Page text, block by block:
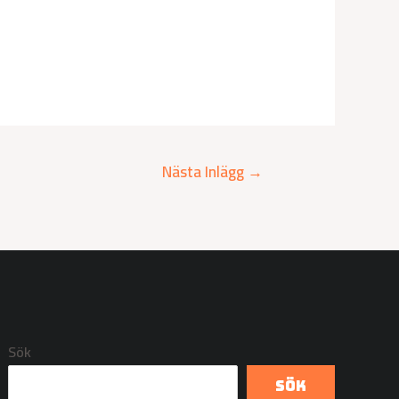
Nästa Inlägg →
Sök
Sök